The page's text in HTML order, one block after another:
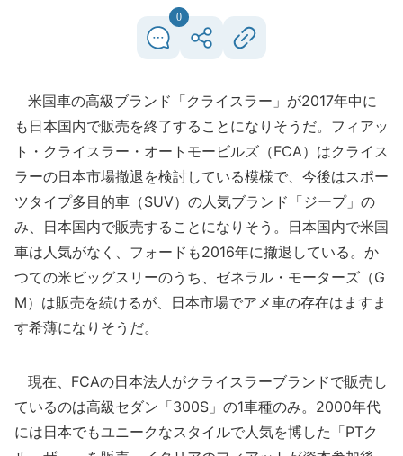
0
米国車の高級ブランド「クライスラー」が2017年中に
も日本国内で販売を終了することになりそうだ。フィアッ
ト・クライスラー・オートモービルズ（FCA）はクライス
ラーの日本市場撤退を検討している模様で、今後はスポー
ツタイプ多目的車（SUV）の人気ブランド「ジープ」の
み、日本国内で販売することになりそう。日本国内で米国
車は人気がなく、フォードも2016年に撤退している。か
つての米ビッグスリーのうち、ゼネラル・モーターズ（G
M）は販売を続けるが、日本市場でアメ車の存在はますま
す希薄になりそうだ。
現在、FCAの日本法人がクライスラーブランドで販売し
ているのは高級セダン「300S」の1車種のみ。2000年代
には日本でもユニークなスタイルで人気を博した「PTク